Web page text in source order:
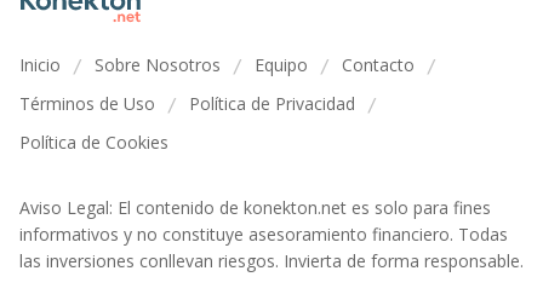
Inicio / Sobre Nosotros / Equipo / Contacto /
Términos de Uso / Política de Privacidad /
Política de Cookies
Aviso Legal: El contenido de konekton.net es solo para fines
informativos y no constituye asesoramiento financiero. Todas
las inversiones conllevan riesgos. Invierta de forma responsable.